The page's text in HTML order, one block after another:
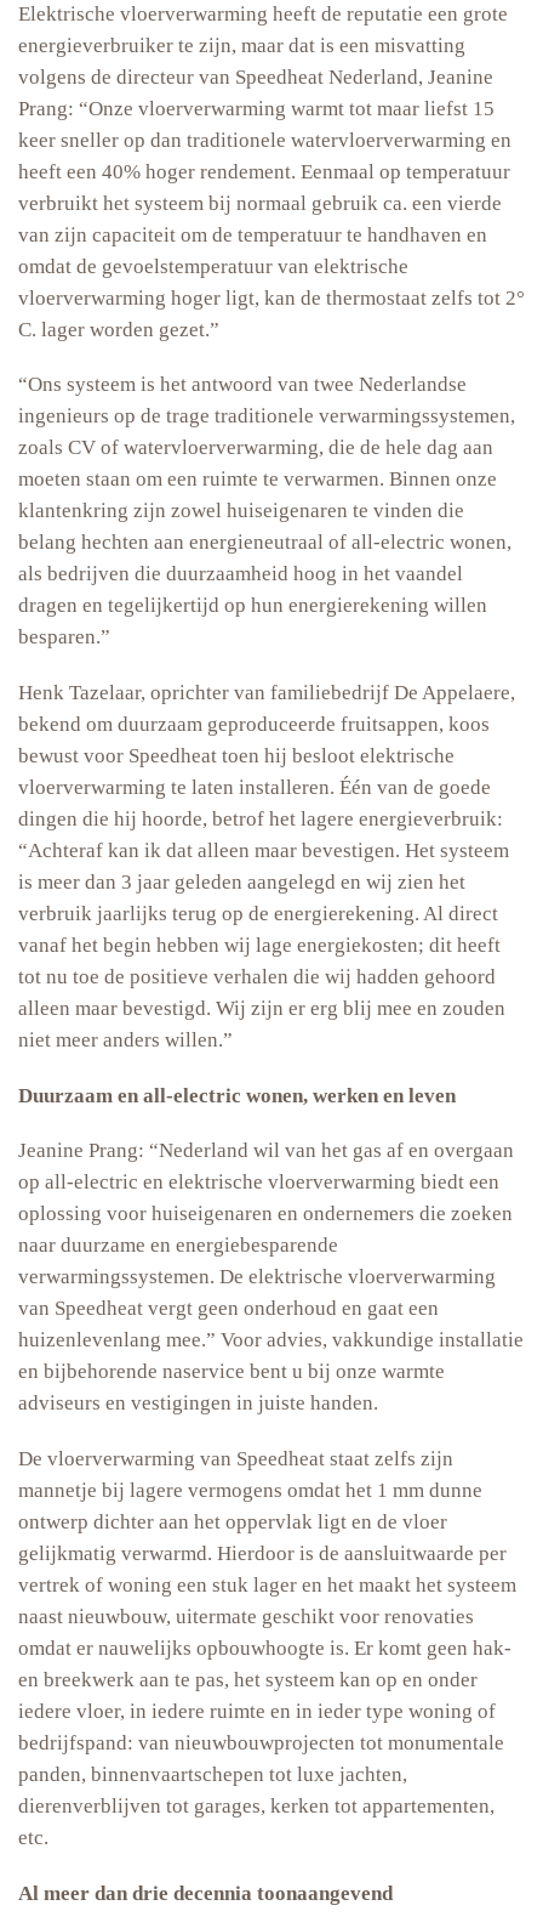
Elektrische vloerverwarming heeft de reputatie een grote
energieverbruiker te zijn, maar dat is een misvatting
volgens de directeur van Speedheat Nederland, Jeanine
Prang: “Onze vloerverwarming warmt tot maar liefst 15
keer sneller op dan traditionele watervloerverwarming en
heeft een 40% hoger rendement. Eenmaal op temperatuur
verbruikt het systeem bij normaal gebruik ca. een vierde
van zijn capaciteit om de temperatuur te handhaven en
omdat de gevoelstemperatuur van elektrische
vloerverwarming hoger ligt, kan de thermostaat zelfs tot 2°
C. lager worden gezet.”
“Ons systeem is het antwoord van twee Nederlandse
ingenieurs op de trage traditionele verwarmingssystemen,
zoals CV of watervloerverwarming, die de hele dag aan
moeten staan om een ruimte te verwarmen. Binnen onze
klantenkring zijn zowel huiseigenaren te vinden die
belang hechten aan energieneutraal of all-electric wonen,
als bedrijven die duurzaamheid hoog in het vaandel
dragen en tegelijkertijd op hun energierekening willen
besparen.”
Henk Tazelaar, oprichter van familiebedrijf De Appelaere,
bekend om duurzaam geproduceerde fruitsappen, koos
bewust voor Speedheat toen hij besloot elektrische
vloerverwarming te laten installeren. Één van de goede
dingen die hij hoorde, betrof het lagere energieverbruik:
“Achteraf kan ik dat alleen maar bevestigen. Het systeem
is meer dan 3 jaar geleden aangelegd en wij zien het
verbruik jaarlijks terug op de energierekening. Al direct
vanaf het begin hebben wij lage energiekosten; dit heeft
tot nu toe de positieve verhalen die wij hadden gehoord
alleen maar bevestigd. Wij zijn er erg blij mee en zouden
niet meer anders willen.”
Duurzaam en all-electric wonen, werken en leven
Jeanine Prang: “Nederland wil van het gas af en overgaan
op all-electric en elektrische vloerverwarming biedt een
oplossing voor huiseigenaren en ondernemers die zoeken
naar duurzame en energiebesparende
verwarmingssystemen. De elektrische vloerverwarming
van Speedheat vergt geen onderhoud en gaat een
huizenlevenlang mee.” Voor advies, vakkundige installatie
en bijbehorende naservice bent u bij onze warmte
adviseurs en vestigingen in juiste handen.
De vloerverwarming van Speedheat staat zelfs zijn
mannetje bij lagere vermogens omdat het 1 mm dunne
ontwerp dichter aan het oppervlak ligt en de vloer
gelijkmatig verwarmd. Hierdoor is de aansluitwaarde per
vertrek of woning een stuk lager en het maakt het systeem
naast nieuwbouw, uitermate geschikt voor renovaties
omdat er nauwelijks opbouwhoogte is. Er komt geen hak-
en breekwerk aan te pas, het systeem kan op en onder
iedere vloer, in iedere ruimte en in ieder type woning of
bedrijfspand: van nieuwbouwprojecten tot monumentale
panden, binnenvaartschepen tot luxe jachten,
dierenverblijven tot garages, kerken tot appartementen,
etc.
Al meer dan drie decennia toonaangevend